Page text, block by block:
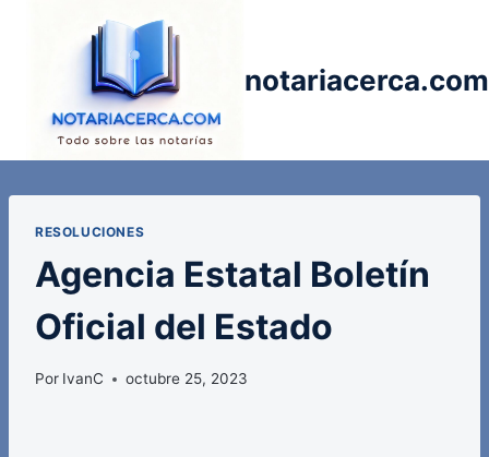
notariacerca.com
RESOLUCIONES
Agencia Estatal Boletín
Oficial del Estado
Por IvanC octubre 25, 2023